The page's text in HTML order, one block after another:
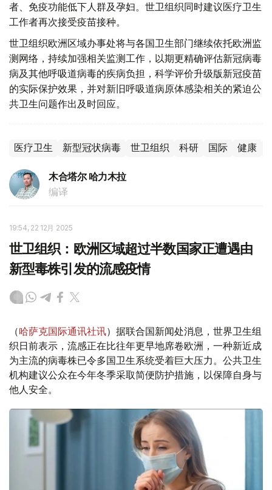
者、免疫功能低下人群及孕妇。世卫组织同时建议医疗卫生
工作者再次接受疫苗接种。
世卫组织欧洲区域办事处将与各国卫生部门继续依托欧洲监
测网络，持续加强相关监测工作，以期更精确评估新冠病毒
病及其他呼吸道病毒的疾病负担，科学评价升级版新冠疫苗
的实际保护效果，并对新旧呼吸道病原体感染相关的紧迫公
共卫生问题作出及时回应。
医疗卫生 新型冠状病毒 世卫组织 科研 国际 健康
木合塔尔 哈力木拉
编译
19:54, 22 12月 2025
世卫组织：欧洲区域超过半数国家正遭遇由
新型毒株引发的流感疫情
（哈萨克国际通讯社讯）据联合国新闻处消息，世界卫生组
织日前表示，流感正在比往年更早地席卷欧洲，一种新近成
为主流的病毒株已令多国卫生系统受着巨大压力。公共卫生
机构建议公众在今年冬季采取简便防护措施，以保障自身与
他人安全。